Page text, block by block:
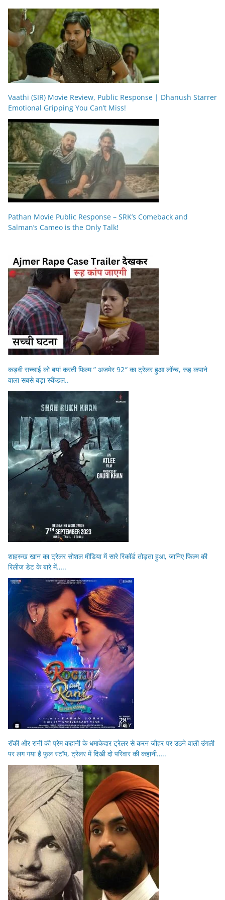
Vaathi (SIR) Movie Review, Public Response | Dhanush Starrer
Emotional Gripping You Can’t Miss!
Pathan Movie Public Response – SRK’s Comeback and
Salman’s Cameo is the Only Talk!
कड़वी सच्चाई को बयां करती फिल्म ” अजमेर 92″ का ट्रेलर हुआ लॉन्च, रूह कपाने
वाला सबसे बड़ा स्कैंडल..
शाहरुख खान का ट्रेलर सोशल मीडिया में सारे रिकॉर्ड तोड़ता हुआ, जानिए फिल्म की
रिलीज डेट के बारे में…..
रॉकी और रानी की प्रेम कहानी के धमाकेदार ट्रेलर से करन जौहर पर उठने वाली उंगली
पर लग गया है फुल स्टॉप, ट्रेलर में दिखी दो परिवार की कहानी…..